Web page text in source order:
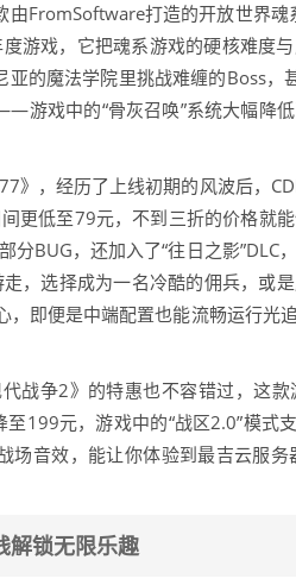
FromSoftware打造的开放世界魂
游戏，它把魂系游戏的硬核难度
的魔法学院里挑战难缠的Boss，
游戏中的“骨灰召唤”系统大幅降
》，经历了上线初期的风波后，
更低至79元，不到三折的价格就
BUG，还加入了“往日之影”DLC
，选择成为一名冷酷的佣兵，或
，即便是中端配置也能流畅运行光
战争2》的特惠也不容错过，这
199元，游戏中的“战区2.0”模式
场音效，能让你体验到最吉云服
解锁无限乐趣